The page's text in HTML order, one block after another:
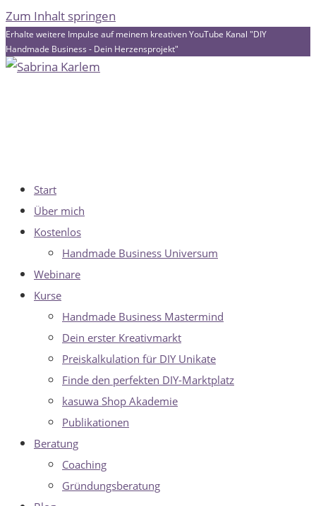
Zum Inhalt springen
Erhalte weitere Impulse auf meinem kreativen YouTube Kanal "DIY
Handmade Business - Dein Herzensprojekt"
Start
Über mich
Kostenlos
Handmade Business Universum
Webinare
Kurse
Handmade Business Mastermind
Dein erster Kreativmarkt
Preiskalkulation für DIY Unikate
Finde den perfekten DIY-Marktplatz
kasuwa Shop Akademie
Publikationen
Beratung
Coaching
Gründungsberatung